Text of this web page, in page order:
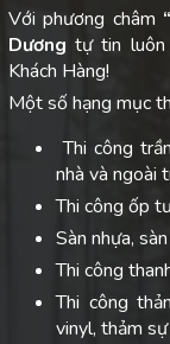
Với phương châm
Dươngtự tin luôn
Khách Hàng!
Một số hạng mục
Thi công
nhà và ngoài
Thi công ốp
Sàn nhựa,
Thi công
Thi công
vinyl, thảm